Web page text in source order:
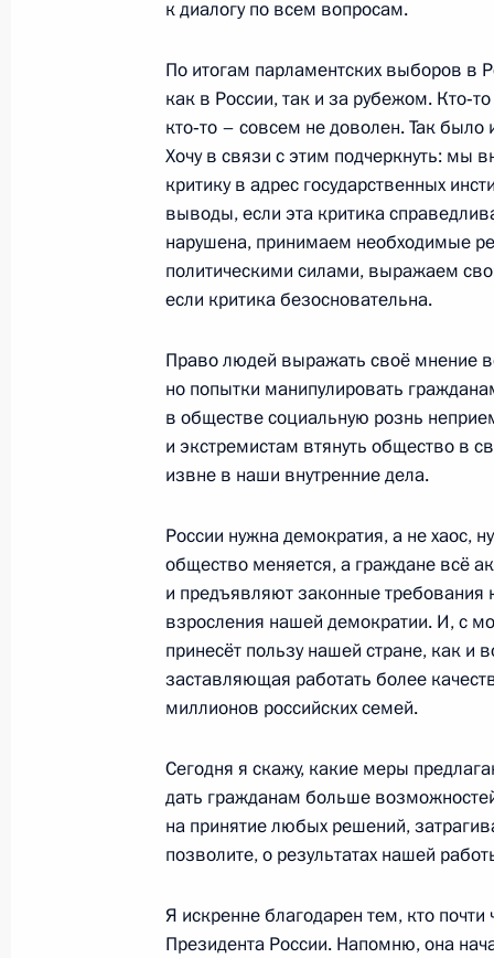
19 декабря 2011 года,
Встреча с Президентом
19 декабря 2011 года, 21:00 Москва,
Встреча с Президентом Киргизии
Пресс-конференция по итогам
Совета ЕврАзЭС и Высшего
совета
17 декабря 2011 года, суббота
Встреча с активом партии «Единая
17 декабря 2011 года, 14:30 Московская
16 декабря 2011 года, пятница
Министром финансов назначен
к диалогу по всем вопросам.
По итогам парламентских выборов в
как в России, так и за рубежом.
кто‑то – совсем не доволен. Так
Хочу в связи с этим подчеркнуть:
критику в адрес государственных
выводы, если эта критика
нарушена, принимаем необходимые
политическими силами, выражаем
если критика безосновательна.
Право людей выражать своё мнение
но попытки манипулировать
в обществе социальную рознь
и экстремистам втянуть общество в
извне в наши внутренние дела.
России нужна демократия, а не хаос,
общество меняется, а граждане всё
и предъявляют законные требования
взросления нашей демократии. И, с
принесёт пользу нашей стране, как и
заставляющая работать более
миллионов российских семей.
Сегодня я скажу, какие меры
дать гражданам больше
на принятие любых решений,
позволите, о результатах нашей
Я искренне благодарен тем, кто
Президента России. Напомню, она